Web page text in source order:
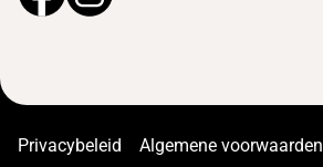
Privacybeleid Algemene voorwaarden